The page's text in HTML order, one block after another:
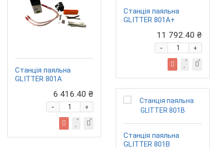
Станція паяльна
GLITTER 801A
6 416.40 ₴
+
-
Станція паяльна
GLITTER 801A+
11 792.40 ₴
+
-
Станція паяльна
GLITTER 801B